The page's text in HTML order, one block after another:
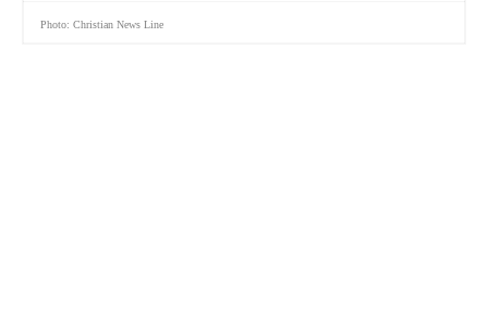
Photo: Christian News Line